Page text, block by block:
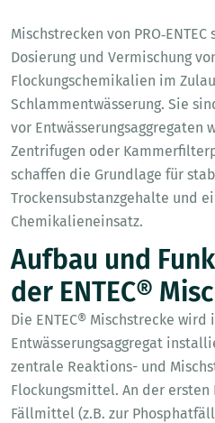
Mischstrecken von
Dosierung und Vermischung
Flockungschemikalien im
Schlammentwässerung. Sie
vor Entwässerungsaggregaten
Zentrifugen oder
schaffen die Grundlage für
Trockensubstanzgehalte und
Chemikalieneinsatz.
Aufbau und
der ENTEC®
Die ENTEC® Mischstrecke wird
Entwässerungsaggregat
zentrale Reaktions- und
Flockungsmittel. An der
Fällmittel (z.B. zur